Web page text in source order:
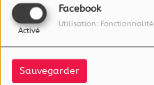
Facebook
Activé
Utilisation: Fonctionnalité
Sauvegarder
RadioLux S.A.
115a, rue Emile Mark